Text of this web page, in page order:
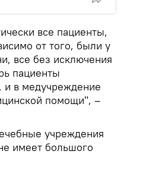
все пациенты,
от того, были у
все без исключения
пациенты
и в медучреждение
помощи", –
учреждения
имеет большого